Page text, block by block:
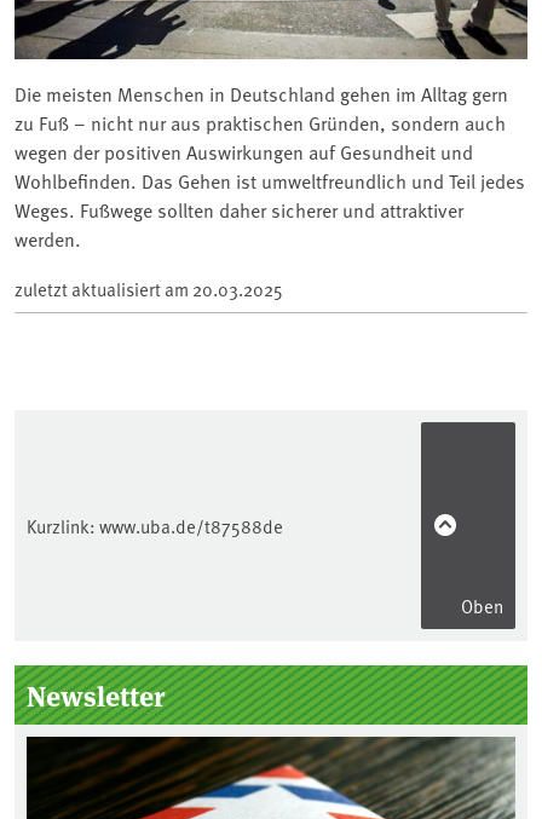
Die meisten Menschen in Deutschland gehen im Alltag gern
zu Fuß – nicht nur aus praktischen Gründen, sondern auch
wegen der positiven Auswirkungen auf Gesundheit und
Wohlbefinden. Das Gehen ist umweltfreundlich und Teil jedes
Weges. Fußwege sollten daher sicherer und attraktiver
werden.
zuletzt aktualisiert am 20.03.2025
Kurzlink: www.uba.de/t87588de
Oben
Seitenleiste
Newsletter